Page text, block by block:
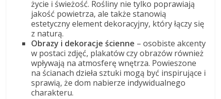
życie i świeżość. Rośliny nie tylko poprawiają
jakość powietrza, ale także stanowią
estetyczny element dekoracyjny, który łączy się
z naturą.
Obrazy i dekoracje ścienne – osobiste akcenty
w postaci zdjęć, plakatów czy obrazów również
wpływają na atmosferę wnętrza. Powieszone
na ścianach dzieła sztuki mogą być inspirujące i
sprawią, że dom nabierze indywidualnego
charakteru.